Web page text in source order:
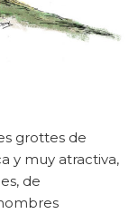
grottes de
y muy atractiva,
de